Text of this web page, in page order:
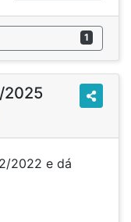
1
2025
2022 e dá